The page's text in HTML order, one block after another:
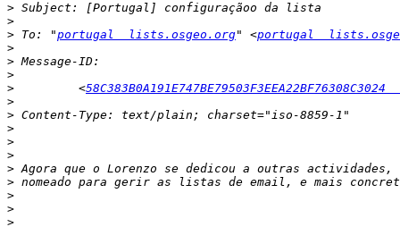
>
>
> To: "portugal  lists.osgeo.org" <portugal
>
>
>
>
         <
>
>
>
>
>
>
>
>
>
>